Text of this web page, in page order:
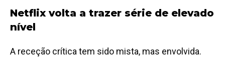
Netflix volta a trazer série de elevado
nível
A receção crítica tem sido mista, mas envolvida.